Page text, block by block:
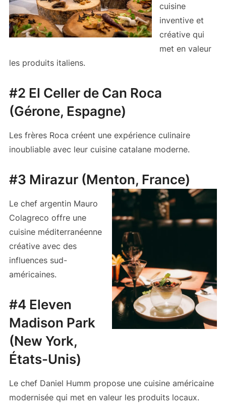
cuisine
inventive et
créative qui
met en valeur
les produits italiens.
#2 El Celler de Can Roca
(Gérone, Espagne)
Les frères Roca créent une expérience culinaire
inoubliable avec leur cuisine catalane moderne.
#3 Mirazur (Menton, France)
Le chef argentin Mauro
Colagreco offre une
cuisine méditerranéenne
créative avec des
influences sud-
américaines.
#4 Eleven
Madison Park
(New York,
États-Unis)
Le chef Daniel Humm propose une cuisine américaine
modernisée qui met en valeur les produits locaux.